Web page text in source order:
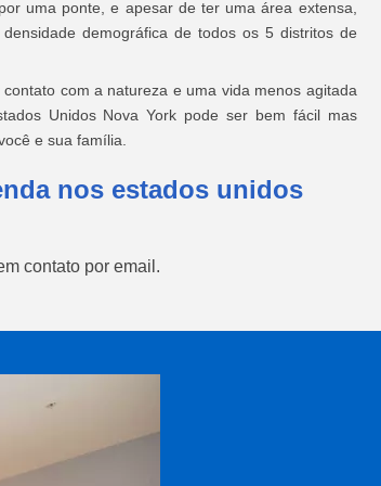
uma ponte, e apesar de ter uma área extensa,
demográfica de todos os 5 distritos de
com a natureza e uma vida menos agitada
Unidos Nova York pode ser bem fácil mas
e sua família.
nos estados unidos
contato por email.